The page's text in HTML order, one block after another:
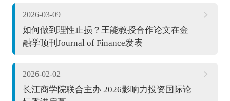
2026-03-09
如何做到理性止损？王能教授合作论文在金
融学顶刊Journal of Finance发表
2026-02-02
长江商学院联合主办 2026影响力投资国际论